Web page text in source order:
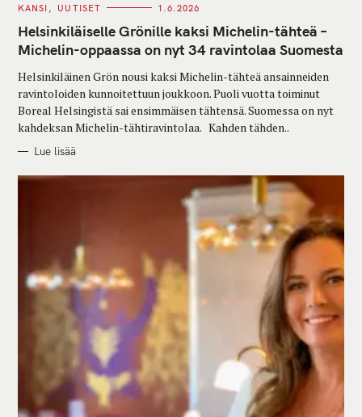
C
T
E
G
O
I
E
S
KANSI UUTISET 1.6.2026
Helsinkiläiselle Grönille kaksi Michelin-tähteä –
Michelin-oppaassa on nyt 34 ravintolaa Suomesta
Helsinkiläinen Grön nousi kaksi Michelin-tähteä ansainneiden
ravintoloiden kunnoitettuun joukkoon. Puoli vuotta toiminut
Boreal Helsingistä sai ensimmäisen tähtensä. Suomessa on nyt
kahdeksan Michelin-tähtiravintolaa. Kahden tähden..
Lue lisää